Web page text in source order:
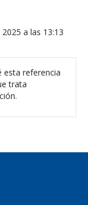
a las 13:13
esta referencia
trata